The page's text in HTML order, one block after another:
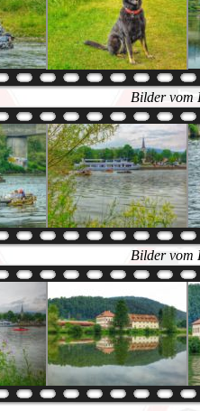
Bilder vom
Bilder vom